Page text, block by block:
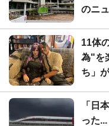
のニ
11体
為"を
ち」
「日
った